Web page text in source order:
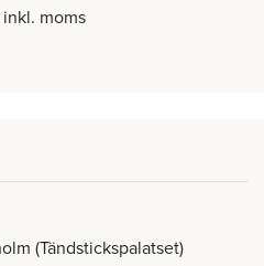
moms
(Tändstickspalatset)